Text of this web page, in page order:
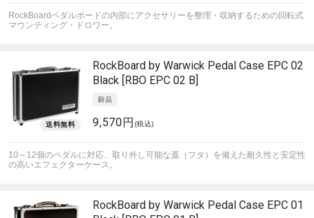
RockBoardペダルボードの内部にアクセサリーを整理・収納するための回転式
マウンティング・ドロワー。
RockBoard by Warwick Pedal Case EPC 02
Black [RBO EPC 02 B]
9,570円 (税込)
10～12個のペダルに対応、取り外し可能な蓋（フタ）を備えた耐久性と安定性
の高いエフェクターケース。
RockBoard by Warwick Pedal Case EPC 01